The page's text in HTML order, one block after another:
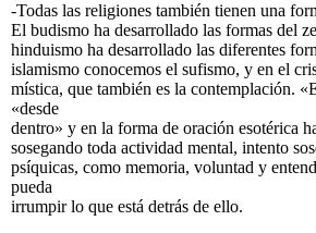
-Todas las religiones también tienen una
El budismo ha desarrollado las formas del
hinduismo ha desarrollado las diferentes
islamismo conocemos el sufismo, y en el
mística, que también es la contemplación.
«desde
dentro» y en la forma de oración esotérica
sosegando toda actividad mental, intento
psíquicas, como memoria, voluntad y
pueda
irrumpir lo que está detrás de ello.